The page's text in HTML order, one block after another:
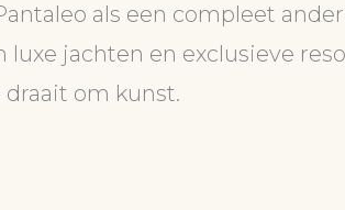
als een compleet
luxe jachten en exclusieve
om kunst.